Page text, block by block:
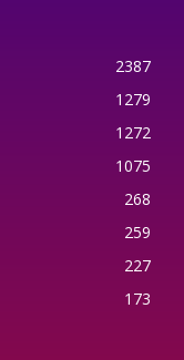
2387
1279
1272
1075
268
259
227
173